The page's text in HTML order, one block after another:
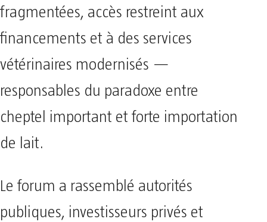
fragmentées, accès restreint aux
financements et à des services
vétérinaires modernisés —
responsables du paradoxe entre
cheptel important et forte importation
de lait.
Le forum a rassemblé autorités
publiques, investisseurs privés et